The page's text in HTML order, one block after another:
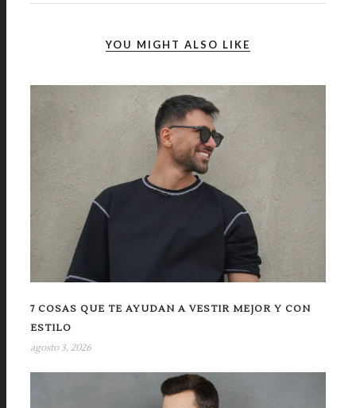
YOU MIGHT ALSO LIKE
7 COSAS QUE TE AYUDAN A VESTIR MEJOR Y CON
ESTILO
agosto 3, 2026